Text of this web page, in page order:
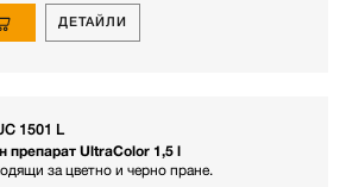
ДЕТАЙЛИ
1501 L
препарат UltraColor 1,5 l
за цветно и черно пране.